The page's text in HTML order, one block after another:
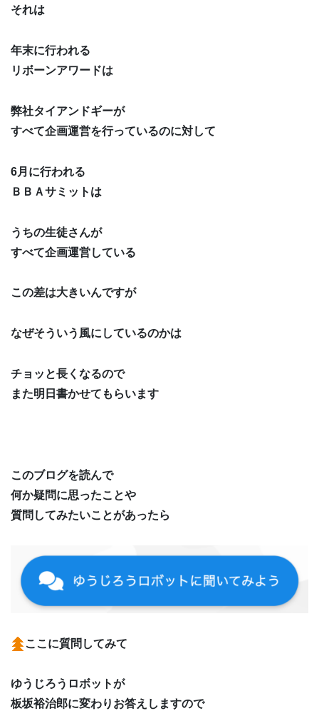
それは
年末に行われる
リボーンアワードは
弊社タイアンドギーが
すべて企画運営を行っているのに対して
6月に行われる
ＢＢＡサミットは
うちの生徒さんが
すべて企画運営している
この差は大きいんですが
なぜそういう風にしているのかは
チョッと長くなるので
また明日書かせてもらいます
このブログを読んで
何か疑問に思ったことや
質問してみたいことがあったら
ここに質問してみて
ゆうじろうロボットが
板坂裕治郎に変わりお答えしますので